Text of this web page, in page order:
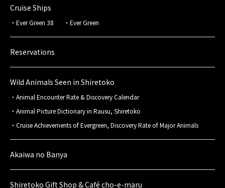
Cruise Ships
Ever Green 38 Ever Green
Reservations
Wild Animals Seen in Shiretoko
Animal Encounter Rate & Discovery Calendar
Animal Picture Dictionary in Rausu, Shiretoko
Cruise Achievements of Evergreen, Discovery Rate of Major Animals
Akaiwa no Banya
Shiretoko Gift Shop & Café cho-e-maru